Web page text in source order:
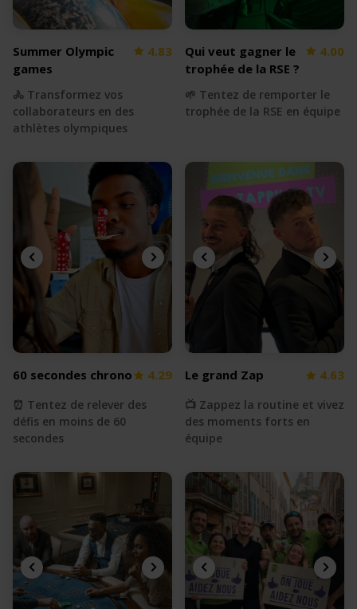
Summer Olympic
games
4.83
🚴 Transformez vos
collaborateurs en des
athlètes olympiques
Qui veut gagner le
trophée de la RSE ?
4.00
🌱 Tentez de remporter le
trophée de la RSE en équipe
60 secondes chrono 4.29
⏰ Tentez de relever des
défis en moins de 60
secondes
Le grand Zap 4.63
📺 Zappez la routine et vivez
des moments forts en
équipe